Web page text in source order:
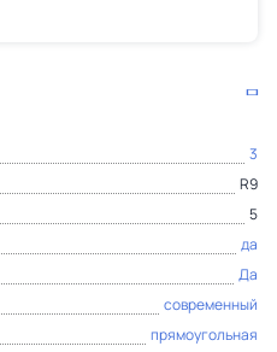
3
R9
5
да
Да
современный
прямоугольная